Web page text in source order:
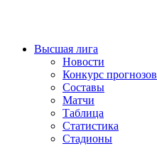
Высшая лига
Новости
Конкурс прогнозов
Составы
Матчи
Таблица
Статистика
Стадионы